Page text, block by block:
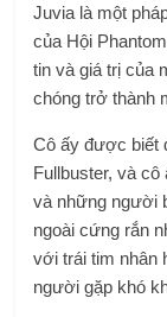
Juvia là một
của Hội
tin và giá trị của
chóng trở thành
Cô ấy được biết
Fullbuster, và
và những người
ngoài cứng rắn
với trái tim nhân
người gặp khó